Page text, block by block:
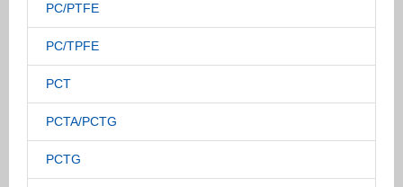
PC/PTFE
PC/TPFE
PCT
PCTA/PCTG
PCTG